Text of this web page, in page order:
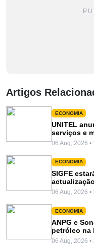
Artigos
ECONOMIA
UNITEL
serviços e
06 Aug, 2026 •
ECONOMIA
SIGFE
06 Aug, 2026 •
ECONOMIA
ANPG e
petróleo na
06 Aug, 2026 •